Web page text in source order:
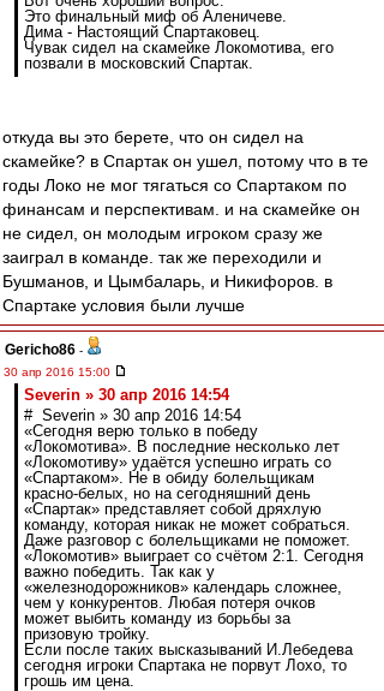
Это финальный миф об Аленичеве.
Дима - Настоящий Спартаковец.
Чувак сидел на скамейке Локомотива, его
позвали в московский Спартак.
откуда вы это берете, что он сидел на
скамейке? в Спартак он ушел, потому что в те
годы Локо не мог тягаться со Спартаком по
финансам и перспективам. и на скамейке он
не сидел, он молодым игроком сразу же
заиграл в команде. так же переходили и
Бушманов, и Цымбаларь, и Никифоров. в
Спартаке условия были лучше
Gericho86 -
30 апр 2016 15:00
Severin » 30 апр 2016 14:54
# Severin » 30 апр 2016 14:54
«Сегодня верю только в победу
«Локомотива». В последние несколько лет
«Локомотиву» удаётся успешно играть со
«Спартаком». Не в обиду болельщикам
красно-белых, но на сегодняшний день
«Спартак» представляет собой дряхлую
команду, которая никак не может собраться.
Даже разговор с болельщиками не поможет.
«Локомотив» выиграет со счётом 2:1. Сегодня
важно победить. Так как у
«железнодорожников» календарь сложнее,
чем у конкурентов. Любая потеря очков
может выбить команду из борьбы за
призовую тройку.
Если после таких высказываний И.Лебедева
сегодня игроки Спартака не порвут Лохо, то
грошь им цена.